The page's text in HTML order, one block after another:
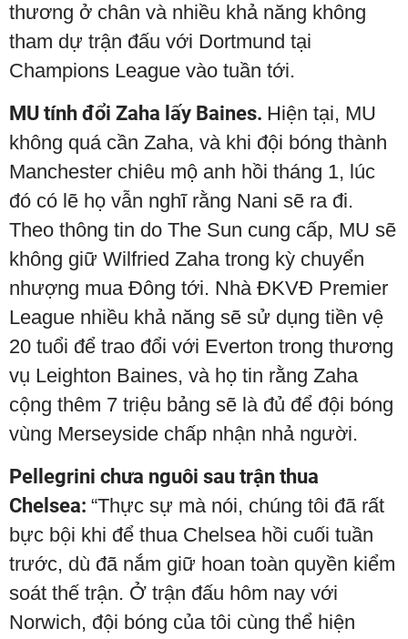
thương ở chân và nhiều khả năng không
tham dự trận đấu với Dortmund tại
Champions League vào tuần tới.
MU tính đổi Zaha lấy Baines. Hiện tại, MU
không quá cần Zaha, và khi đội bóng thành
Manchester chiêu mộ anh hồi tháng 1, lúc
đó có lẽ họ vẫn nghĩ rằng Nani sẽ ra đi.
Theo thông tin do The Sun cung cấp, MU sẽ
không giữ Wilfried Zaha trong kỳ chuyển
nhượng mua Đông tới. Nhà ĐKVĐ Premier
League nhiều khả năng sẽ sử dụng tiền vệ
20 tuổi để trao đổi với Everton trong thương
vụ Leighton Baines, và họ tin rằng Zaha
cộng thêm 7 triệu bảng sẽ là đủ để đội bóng
vùng Merseyside chấp nhận nhả người.
Pellegrini chưa nguôi sau trận thua
Chelsea: “Thực sự mà nói, chúng tôi đã rất
bực bội khi để thua Chelsea hồi cuối tuần
trước, dù đã nắm giữ hoan toàn quyền kiểm
soát thế trận. Ở trận đấu hôm nay với
Norwich, đội bóng của tôi cùng thể hiện